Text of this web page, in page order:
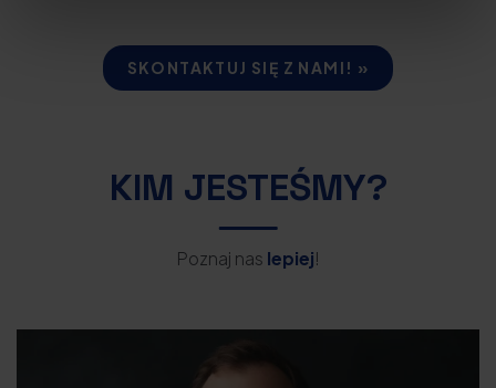
SKONTAKTUJ SIĘ Z NAMI! »
KIM JESTEŚMY?
Poznaj nas lepiej!